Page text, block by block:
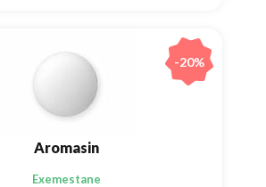
Aromasin
Exemestane
-20%